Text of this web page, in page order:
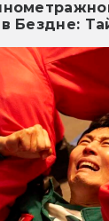
Бездне: